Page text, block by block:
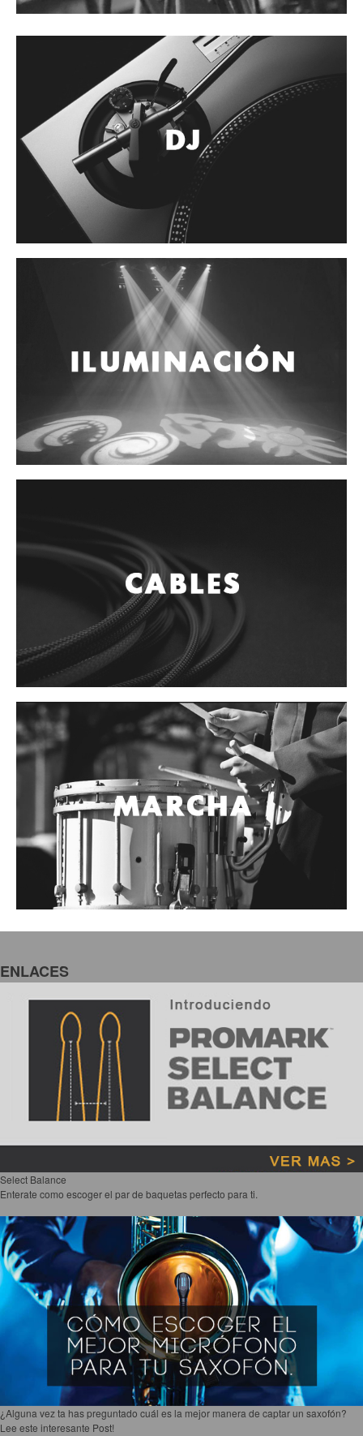
Accesorios
Cuerdas
Guitarra Metal
Guitarra Nylon
Guitarra Electrica
Bajo
Otros instrumentos de arco
ENLACES
Select Balance
Enterate como escoger el par de baquetas perfecto para ti.
¿Alguna vez ta has preguntado cuál es la mejor manera de captar un saxofón?
Lee este interesante Post!